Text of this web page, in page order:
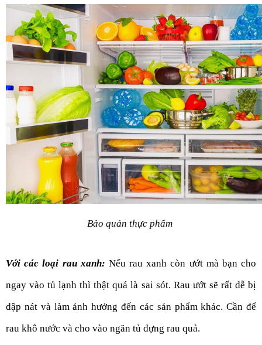
Bảo quản thực phẩm
Với các loại rau xanh: Nếu rau xanh còn ướt mà bạn cho
ngay vào tủ lạnh thì thật quá là sai sót. Rau ướt sẽ rất dễ bị
dập nát và làm ảnh hưởng đến các sản phẩm khác. Cần để
rau khô nước và cho vào ngăn tủ đựng rau quả.